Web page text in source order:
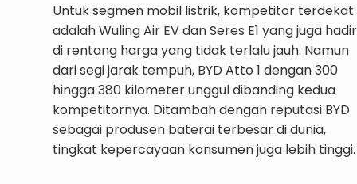
Untuk segmen mobil listrik, kompetitor terdekat
adalah Wuling Air EV dan Seres E1 yang juga hadir
di rentang harga yang tidak terlalu jauh. Namun
dari segi jarak tempuh, BYD Atto 1 dengan 300
hingga 380 kilometer unggul dibanding kedua
kompetitornya. Ditambah dengan reputasi BYD
sebagai produsen baterai terbesar di dunia,
tingkat kepercayaan konsumen juga lebih tinggi.